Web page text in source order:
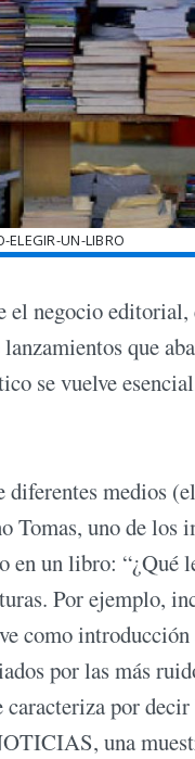
ELEGIR-UN-LIBRO
negocio
que
se vuelve
diferentes
uno de los
en un libro:
Por ejemplo,
como introducción
por las más
por
una